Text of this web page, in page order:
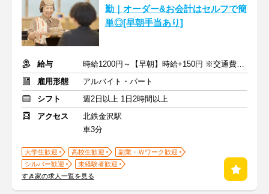
勤｜オーダー&お会計はセルフで簡
単◎[早朝手当あり]
給与
時給1200円～【早朝】時給+150円 ※交通費支給
雇用形態
アルバイト・パート
シフト
週2日以上 1日2時間以上
アクセス
北鉄金沢駅
車3分
大学生歓迎 高校生歓迎
副業・Ｗワーク歓迎
シルバー歓迎
未経験者歓迎
すき家の求人一覧を見る